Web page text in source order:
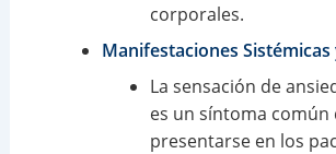
corporales.
Manifestaciones Sistémicas
La sensación de
es un síntoma común
presentarse en los